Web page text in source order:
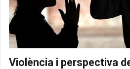
Violència i perspectiva